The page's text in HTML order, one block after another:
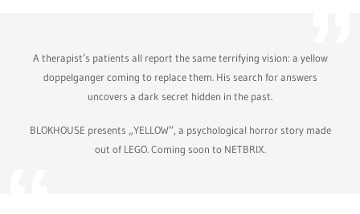
A therapist’s patients all report the same terrifying vision: a yellow
doppelganger coming to replace them. His search for answers
uncovers a dark secret hidden in the past.
BLOKHOUSE presents „YELLOW“, a psychological horror story made
out of LEGO. Coming soon to NETBRIX.